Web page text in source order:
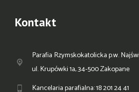
Kontakt
Parafia Rzymskokatolicka p.w.
ul. Krupówki 1a, 34-500 Zakopane
Kancelaria parafialna: 18 201 24 41